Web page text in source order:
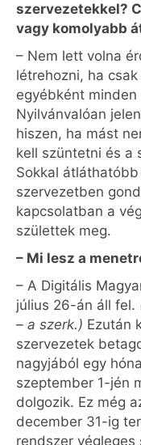
szervezetekkel?
vagy komolyabb
– Nem lett volna
létrehozni, ha
egyébként
Nyilvánvalóan
hiszen, ha mást
kell szüntetni és a
Sokkal
szervezetben
kapcsolatban a
születtek meg.
– Mi lesz a
– A Digitális
július 26-án áll fel.
– a szerk.) Ezután
szervezetek
nagyjából egy
szeptember 1-jén
dolgozik. Ez még
december 31-ig
rendszer végleges